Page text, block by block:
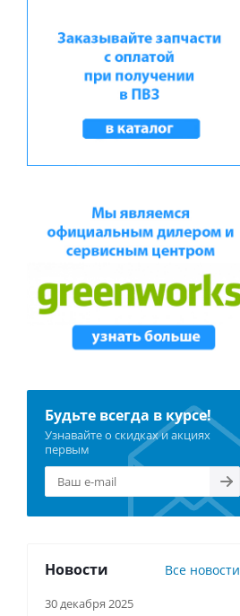
Будьте всегда в курсе!
Узнавайте о скидках и акциях
первым
Новости Все новости
30 декабря 2025